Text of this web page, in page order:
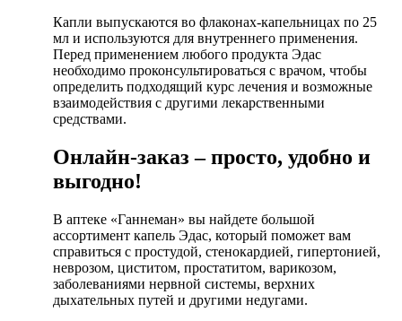
Капли выпускаются во флаконах-капельницах по 25
мл и используются для внутреннего применения.
Перед применением любого продукта Эдас
необходимо проконсультироваться с врачом, чтобы
определить подходящий курс лечения и возможные
взаимодействия с другими лекарственными
средствами.
Онлайн-заказ – просто, удобно и
выгодно!
В аптеке «Ганнеман» вы найдете большой
ассортимент капель Эдас, который поможет вам
справиться с простудой, стенокардией, гипертонией,
неврозом, циститом, простатитом, варикозом,
заболеваниями нервной системы, верхних
дыхательных путей и другими недугами.